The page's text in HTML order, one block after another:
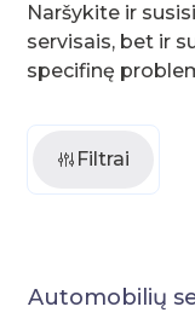
Naršykite ir
servisais, bet ir
specifinę
Filtrai
Automobilių